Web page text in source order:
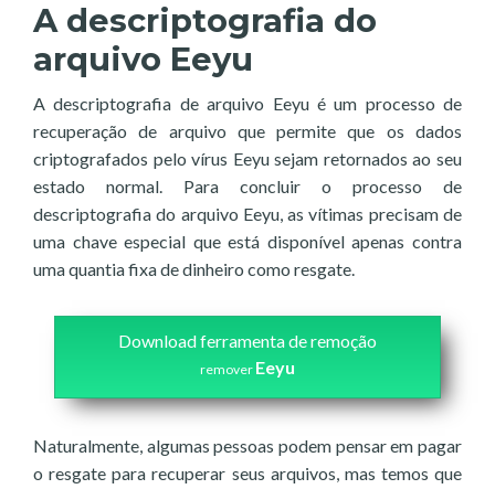
A descriptografia do
arquivo Eeyu
A descriptografia de arquivo Eeyu é um processo de
recuperação de arquivo que permite que os dados
criptografados pelo vírus Eeyu sejam retornados ao seu
estado normal. Para concluir o processo de
descriptografia do arquivo Eeyu, as vítimas precisam de
uma chave especial que está disponível apenas contra
uma quantia fixa de dinheiro como resgate.
Download ferramenta de remoção
remover Eeyu
Naturalmente, algumas pessoas podem pensar em pagar
o resgate para recuperar seus arquivos, mas temos que